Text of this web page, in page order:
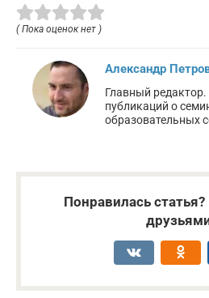
( Пока оценок нет )
Александр
Главный редактор.
публикаций о
образовательных
Понравилась